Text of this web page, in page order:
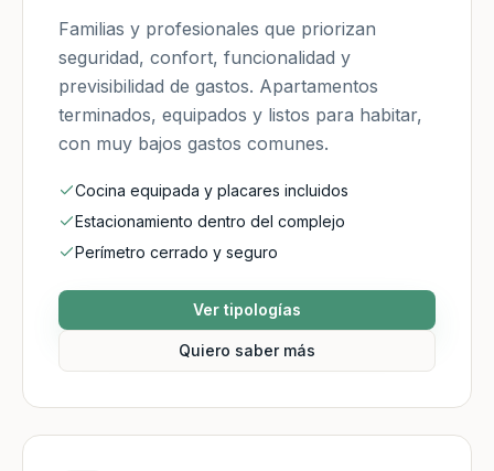
Familias y profesionales que priorizan
seguridad, confort, funcionalidad y
previsibilidad de gastos. Apartamentos
terminados, equipados y listos para habitar,
con muy bajos gastos comunes.
Cocina equipada y placares incluidos
Estacionamiento dentro del complejo
Perímetro cerrado y seguro
Ver tipologías
Quiero saber más